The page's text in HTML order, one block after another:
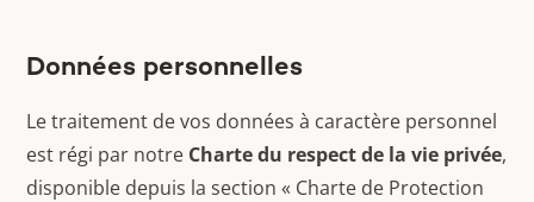
Données personnelles
Le traitement de vos données à caractère personnel
est régi par notre Charte du respect de la vie privée,
disponible depuis la section « Charte de Protection